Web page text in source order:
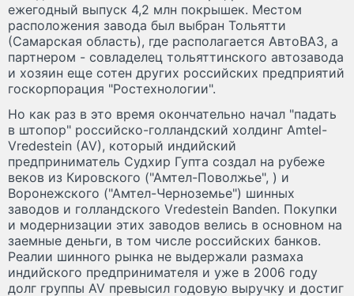
ежегодный выпуск 4,2 млн покрышек. Местом
расположения завода был выбран Тольятти
(Самарская область), где располагается АвтоВАЗ, а
партнером - совладелец тольяттинского автозавода
и хозяин еще сотен других российских предприятий
госкорпорация "Ростехнологии".
Но как раз в это время окончательно начал "падать
в штопор" российско-голландский холдинг Amtel-
Vredestein (AV), который индийский
предприниматель Судхир Гупта создал на рубеже
веков из Кировского ("Амтел-Поволжье", ) и
Воронежского ("Амтел-Черноземье") шинных
заводов и голландского Vredestein Banden. Покупки
и модернизации этих заводов велись в основном на
заемные деньги, в том числе российских банков.
Реалии шинного рынка не выдержали размаха
индийского предпринимателя и уже в 2006 году
долг группы AV превысил годовую выручку и достиг